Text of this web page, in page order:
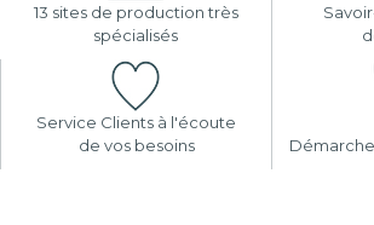
13 sites de production très
spécialisés
Service Clients à l'écoute
de vos besoins